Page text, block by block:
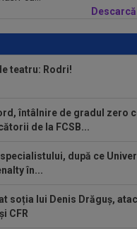
teatru: Rodri!
întâlnire de gradul zero
de la FCSB...
după ce
în...
soția lui Denis Drăguș,
CFR